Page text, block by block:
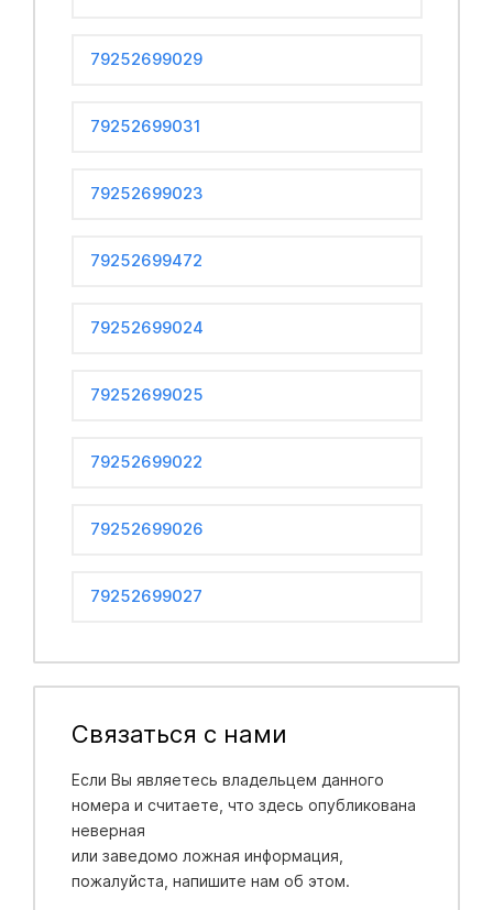
79252699029
79252699031
79252699023
79252699472
79252699024
79252699025
79252699022
79252699026
79252699027
Связаться с нами
Если Вы являетесь владельцем данного
номера и считаете, что здесь опубликована
неверная
или заведомо ложная информация,
пожалуйста, напишите нам об этом.